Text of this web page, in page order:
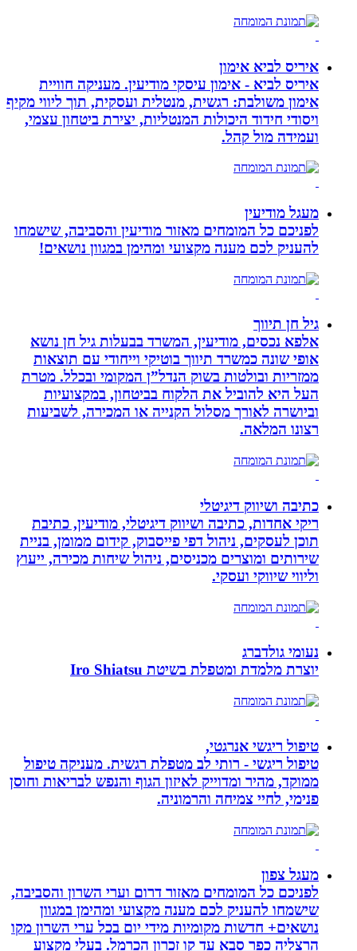
איריס לביא אימון
איריס לביא - אימון עיסקי מודיעין. מעניקה חוויית
אימון משולבת: רגשית, מנטלית ועסקית, תוך ליווי מקיף
ויסודי חידוד היכולות המנטליות, יצירת ביטחון עצמי,
ועמידה מול קהל.
מעגל מודיעין
לפניכם כל המומחים מאזור מודיעין והסביבה, שישמחו
להעניק לכם מענה מקצועי ומהימן במגוון נושאים!
גיל חן תיווך
אלפא נכסים, מודיעין, המשרד בבעלות גיל חן נושא
אופי שונה כמשרד תיווך בוטיקי וייחודי עם תוצאות
ממזריות ובולטות בשוק הנדל”ן המקומי ובכלל. מטרת
העל היא להוביל את הלקוח בביטחון, במקצועיות
וביושרה לאורך מסלול הקנייה או המכירה, לשביעות
רצונו המלאה.
כתיבה ושיווק דיגיטלי
ריקי אחדות, כתיבה ושיווק דיגיטלי, מודיעין, כתיבת
תוכן לעסקים, ניהול דפי פייסבוק, קידום ממומן, בניית
שירותים ומוצרים מכניסים, ניהול שיחות מכירה, ייעוץ
וליווי שיווקי ועסקי.
נעומי גולדברג
יוצרת מלמדת ומטפלת בשיטת Iro Shiatsu
טיפול ריגשי אנרגטי,
טיפול ריגשי - רותי לב מטפלת רגשית. מעניקה טיפול
ממוקד, מהיר ומדוייק לאיזון הגוף והנפש לבריאות וחוסן
פנימי, לחיי צמיחה והרמוניה.
מעגל צפון
לפניכם כל המומחים מאזור דרום וערי השרון והסביבה,
שישמחו להעניק לכם מענה מקצועי ומהימן במגוון
נושאים+ חדשות מקומיות מידי יום בכל ערי השרון מקו
הרצליה כפר סבא עד קו זכרון הכרמל. בעלי מקצוע